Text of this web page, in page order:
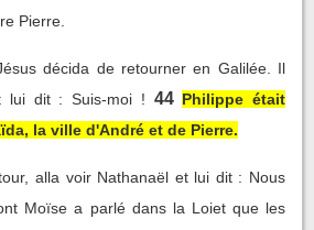
Pierre.
décida de retourner en Galilée. Il
lui dit : Suis-moi ! 44 Philippe était
la ville d'André et de Pierre.
alla voir Nathanaël et lui dit : Nous
Moïse a parlé dans la Loiet que les